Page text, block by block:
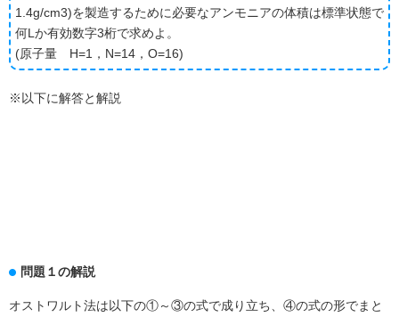
1.4g/cm3)を製造するために必要なアンモニアの体積は標準状態で
何Lか有効数字3桁で求めよ。
(原子量 H=1，N=14，O=16)
※以下に解答と解説
問題１の解説
オストワルト法は以下の①～③の式で成り立ち、④の式の形でまと